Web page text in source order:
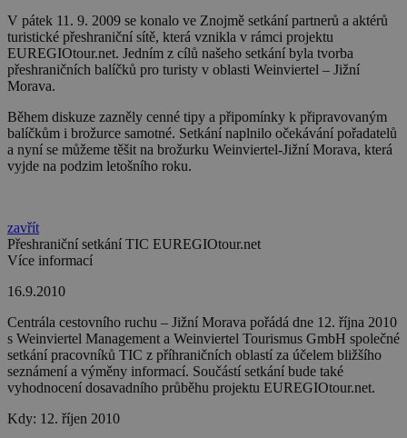
V pátek 11. 9. 2009 se konalo ve Znojmě setkání partnerů a aktérů
turistické přeshraniční sítě, která vznikla v rámci projektu
EUREGIOtour.net. Jedním z cílů našeho setkání byla tvorba
přeshraničních balíčků pro turisty v oblasti Weinviertel – Jižní
Morava.
Během diskuze zazněly cenné tipy a připomínky k připravovaným
balíčkům i brožurce samotné. Setkání naplnilo očekávání pořadatelů
a nyní se můžeme těšit na brožurku Weinviertel-Jižní Morava, která
vyjde na podzim letošního roku.
zavřít
Přeshraniční setkání TIC EUREGIOtour.net
Více informací
16.9.2010
Centrála cestovního ruchu – Jižní Morava pořádá dne 12. října 2010
s Weinviertel Management a Weinviertel Tourismus GmbH společné
setkání pracovníků TIC z příhraničních oblastí za účelem bližšího
seznámení a výměny informací. Součástí setkání bude také
vyhodnocení dosavadního průběhu projektu EUREGIOtour.net.
Kdy: 12. říjen 2010